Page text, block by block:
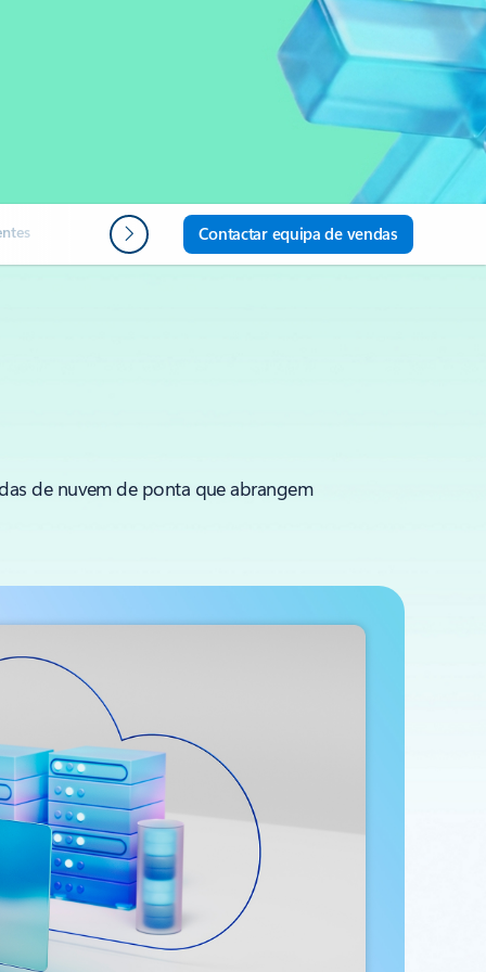
Próximos passos Contactar equipa de vendas
de nuvem de ponta que abrangem